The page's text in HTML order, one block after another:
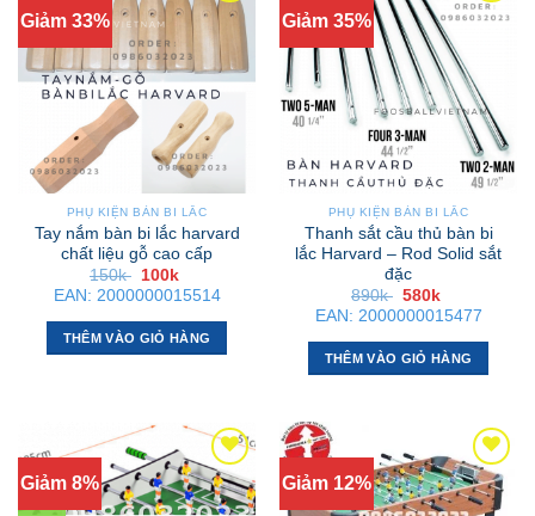
Giảm 33%
PHỤ KIỆN BÀN BI LẮC
Tay nắm bàn bi lắc harvard
chất liệu gỗ cao cấp
150k
Giá
gốc
là:
150k .
100k
hiện
tại
là:
100k .
EAN: 2000000015514
THÊM VÀO GIỎ HÀNG
Giảm 35%
PHỤ KIỆN BÀN BI LẮC
Thanh sắt cầu thủ bàn bi
lắc Harvard – Rod Solid sắt
đặc
890k Giá
gốc
là:
890k .
580k
hiện
tại
là:
580k .
EAN: 2000000015477
THÊM VÀO GIỎ HÀNG
Giảm 8% Giảm 12%